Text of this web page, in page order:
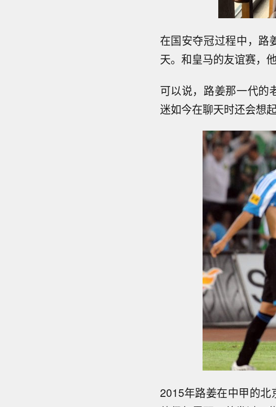
在国安夺冠过程中，路
天。和皇马的友谊赛，
可以说，路姜那一代的
迷如今在聊天时还会想
2015年路姜在中甲的北